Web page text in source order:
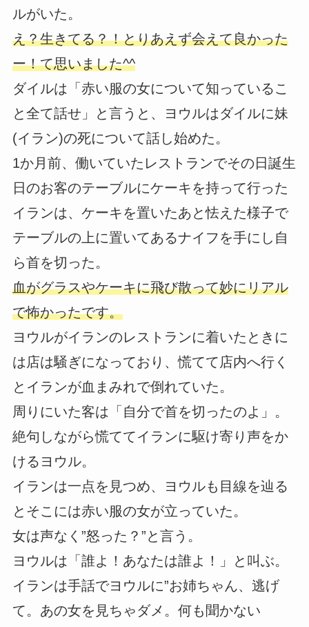
ルがいた。
え？生きてる？！とりあえず会えて良かった
ー！て思いました^^
ダイルは「赤い服の女について知っているこ
と全て話せ」と言うと、ヨウルはダイルに妹
(イラン)の死について話し始めた。
1か月前、働いていたレストランでその日誕生
日のお客のテーブルにケーキを持って行った
イランは、ケーキを置いたあと怯えた様子で
テーブルの上に置いてあるナイフを手にし自
ら首を切った。
血がグラスやケーキに飛び散って妙にリアル
で怖かったです。
ヨウルがイランのレストランに着いたときに
は店は騒ぎになっており、慌てて店内へ行く
とイランが血まみれで倒れていた。
周りにいた客は「自分で首を切ったのよ」。
絶句しながら慌ててイランに駆け寄り声をか
けるヨウル。
イランは一点を見つめ、ヨウルも目線を辿る
とそこには赤い服の女が立っていた。
女は声なく”怒った？”と言う。
ヨウルは「誰よ！あなたは誰よ！」と叫ぶ。
イランは手話でヨウルに”お姉ちゃん、逃げ
て。あの女を見ちゃダメ。何も聞かない